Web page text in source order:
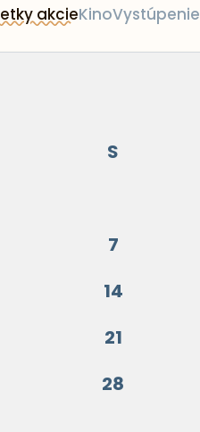
akcieKinoVystúpenie
S
7
14
21
28